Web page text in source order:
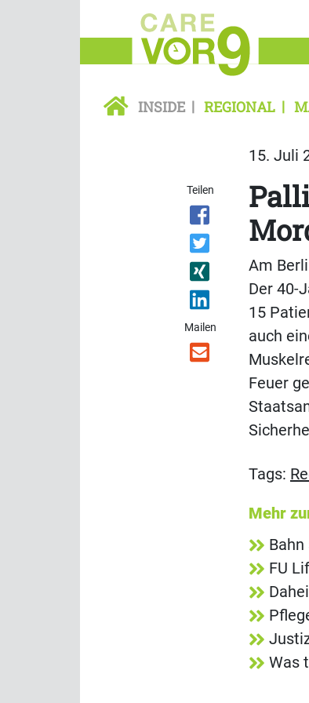
INSIDE REGIONAL
15. Juli
Teilen
Mailen
Am
Der 40-
15
auch
Feuer
Tags:
Mehr
FU
Was